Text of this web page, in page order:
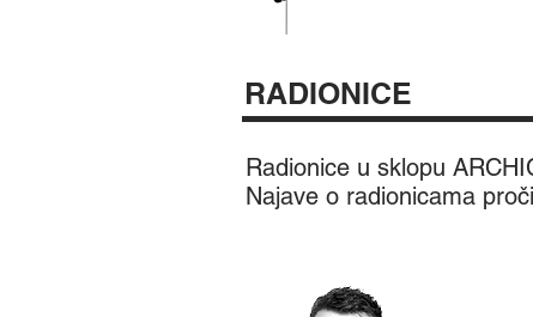
RADIONICE
Radionice u sklopu
Najave o radionicama